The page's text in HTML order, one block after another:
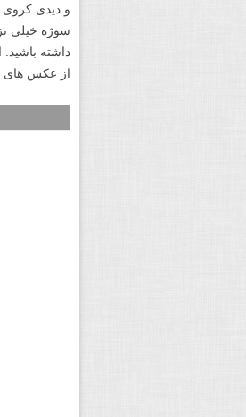
و دیدی کروی
سوژه خیلی
داشته
از عکس های